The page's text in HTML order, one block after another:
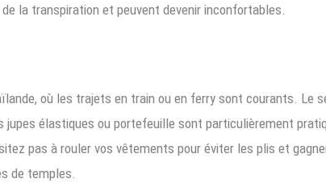
la transpiration et peuvent devenir inconfortables.
où les trajets en train ou en ferry sont courants. Le
élastiques ou portefeuille sont particulièrement
pas à rouler vos vêtements pour éviter les plis et
de temples.